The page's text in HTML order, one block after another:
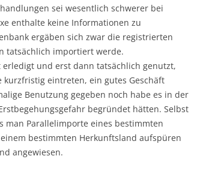
sei wesentlich schwerer bei
enthalte keine Informationen zu
ergäben sich zwar die registrierten
tatsächlich importiert werde.
und erst dann tatsächlich genutzt,
eintreten, ein gutes Geschäft
Benutzung gegeben noch habe es in der
begründet hätten. Selbst
man Parallelimporte eines bestimmten
bestimmten Herkunftsland aufspüren
angewiesen.